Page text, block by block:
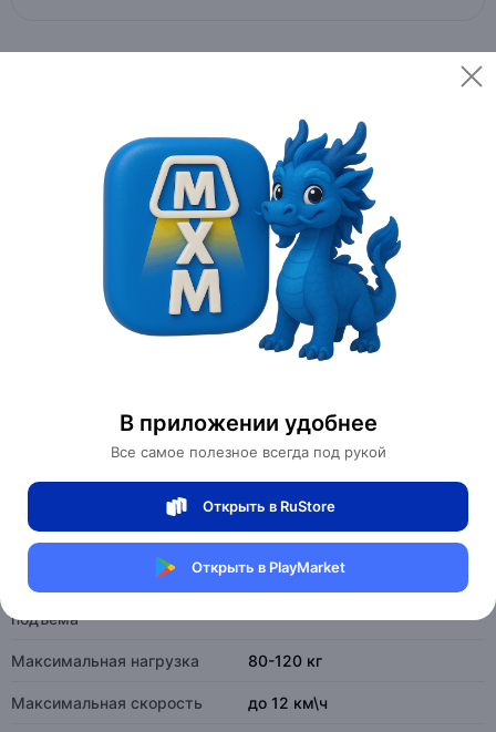
В приложении удобнее
Все самое полезное всегда под рукой
Открыть в RuStore
Открыть в PlayMarket
开始的对话
продавец
доставок вовремя
0/5
рейтинг товаров
Время зарядки 2-3 часа
10 дюймов
Габаритные размеры 79-113,5/69/28 см
подъема
Максимальная нагрузка 80-120 кг
Максимальная скорость до 12 км\ч